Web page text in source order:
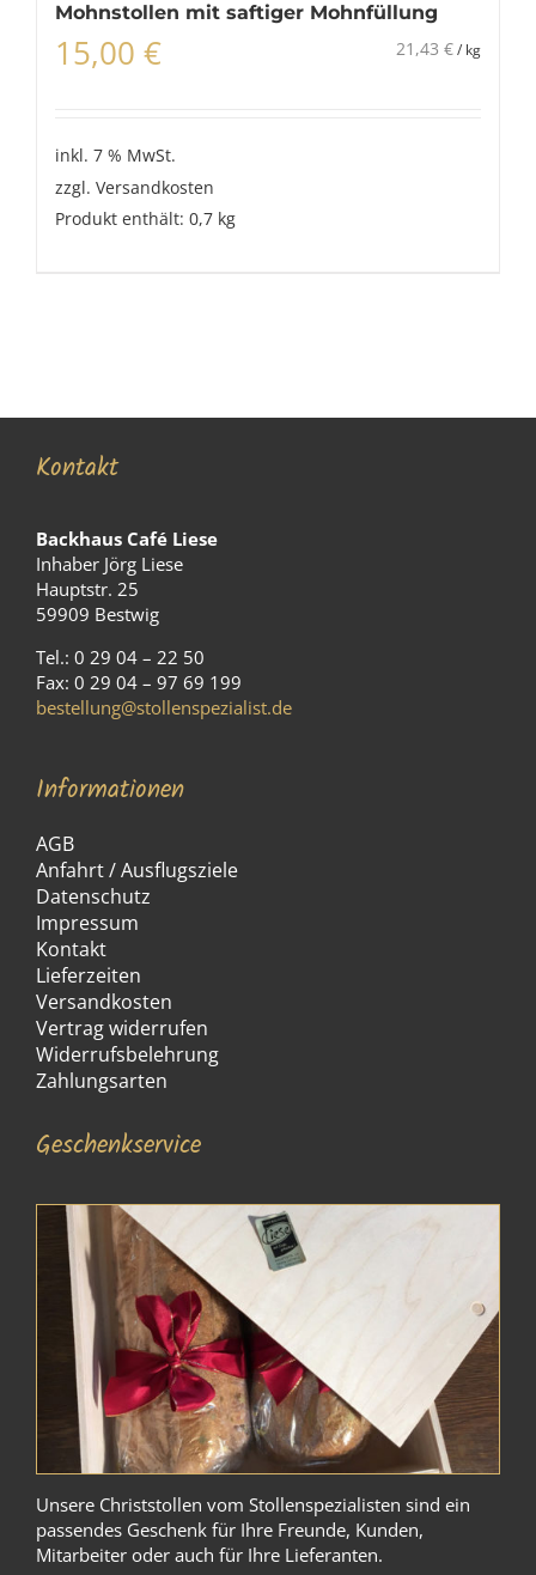
Mohnstollen mit saftiger Mohnfüllung
15,00 € 21,43 €/ kg
inkl. 7 % MwSt.
zzgl. Versandkosten
Produkt enthält: 0,7 kg
Kontakt
Backhaus Café Liese
Inhaber Jörg Liese
Hauptstr. 25
59909 Bestwig
Tel.: 0 29 04 – 22 50
Fax: 0 29 04 – 97 69 199
bestellung@stollenspezialist.de
Informationen
AGB
Anfahrt / Ausflugsziele
Datenschutz
Impressum
Kontakt
Lieferzeiten
Versandkosten
Vertrag widerrufen
Widerrufsbelehrung
Zahlungsarten
Geschenkservice
Unsere Christstollen vom Stollenspezialisten sind ein
passendes Geschenk für Ihre Freunde, Kunden,
Mitarbeiter oder auch für Ihre Lieferanten.